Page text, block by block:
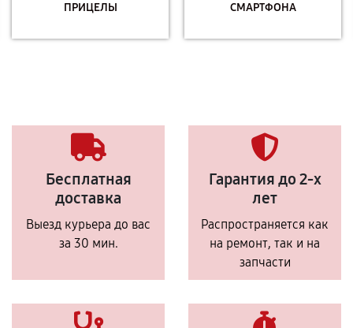
ПРИЦЕЛЫ
СМАРТФОНА
Бесплатная
доставка
Выезд курьера до вас
за 30 мин.
Гарантия до 2-х
лет
Распространяется как
на ремонт, так и на
запчасти